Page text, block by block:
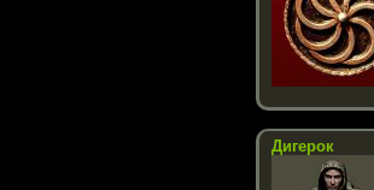
Дигерок